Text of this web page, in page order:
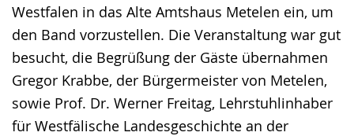
Westfalen in das Alte Amtshaus Metelen ein, um
den Band vorzustellen. Die Veranstaltung war gut
besucht, die Begrüßung der Gäste übernahmen
Gregor Krabbe, der Bürgermeister von Metelen,
sowie Prof. Dr. Werner Freitag, Lehrstuhlinhaber
für Westfälische Landesgeschichte an der